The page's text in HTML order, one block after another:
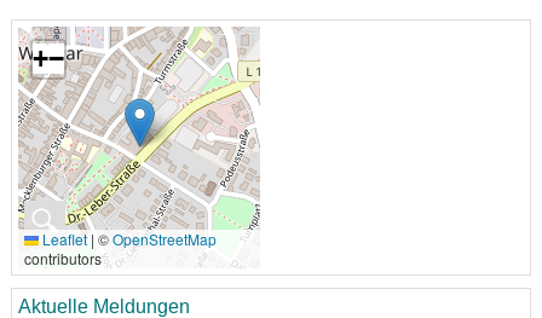
🔍
+−
Leaflet | ©OpenStreetMap
contributors
Aktuelle Meldungen